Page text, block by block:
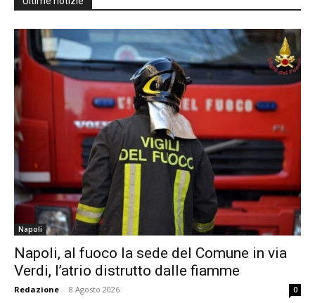
Napoli
Napoli, al fuoco la sede del Comune in via
Verdi, l’atrio distrutto dalle fiamme
Redazione - 8 Agosto 2026 0